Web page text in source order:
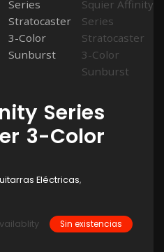
Series
3-Color
Eléctricas,
Sin existencias